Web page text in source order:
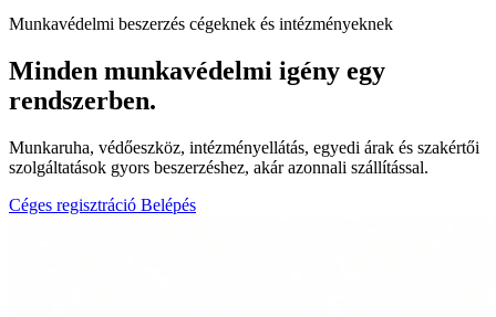
Munkavédelmi beszerzés cégeknek és intézményeknek
Minden munkavédelmi igény egy
rendszerben.
Munkaruha, védőeszköz, intézményellátás, egyedi árak és szakértői
szolgáltatások gyors beszerzéshez, akár azonnali szállítással.
Céges regisztráció Belépés